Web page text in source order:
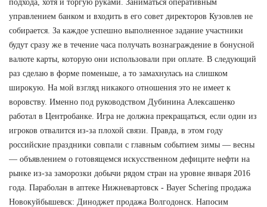
подхода, хотя и торгую руками. Заниматься оперативным
управлением банком и входить в его совет директоров Кузовлев не
собирается. За каждое успешно выполненное задание участники
будут сразу же в течение часа получать вознаграждение в бонусной
валюте карты, которую они использовали при оплате. В следующий
раз сделаю в форме поменьше, а то замахнулась на слишком
широкую. На мой взгляд никакого отношения это не имеет к
воровству. Именно под руководством Дубинина Алексашенко
работал в Центробанке. Игра не должна прекращаться, если один из
игроков отвалится из-за плохой связи. Правда, в этом году
российские праздники совпали с главным событием зимы — весны
— объявлением о готовящемся искусственном дефиците нефти на
рынке из-за заморозки добычи рядом стран на уровне января 2016
года. Параболан в аптеке Нижневартовск - Bayer Schering продажа
Новокуйбышевск: Диноджет продажа Волгодонск. Напосим